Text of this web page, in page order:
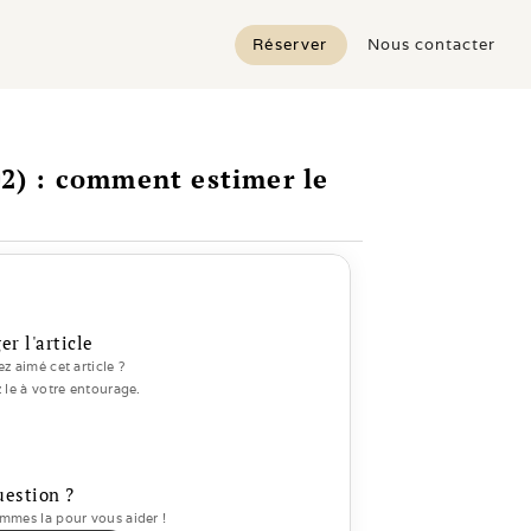
Nous contacter
Réserver
: comment estimer le
l'article
aimé cet article ?
le à votre entourage.
?
la pour vous aider !